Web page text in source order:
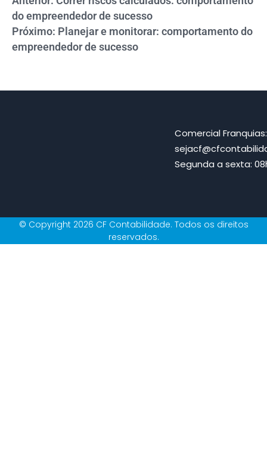
do empreendedor de sucesso
Próximo: Planejar e monitorar: comportamento do
empreendedor de sucesso
Comercial
Segunda a sexta:
© Copyright 2026 CF Contabilidade. Todos os direitos
reservados.